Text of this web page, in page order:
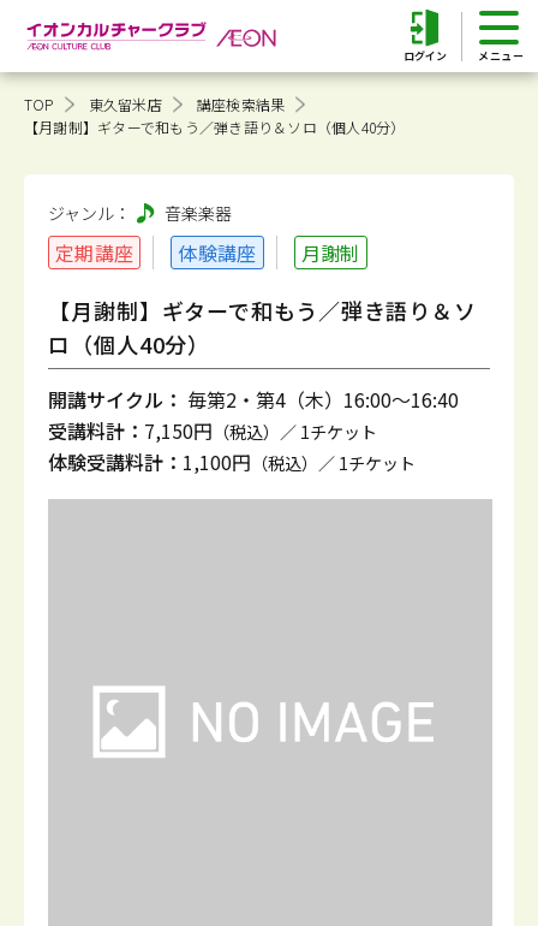
ログイン
TOP 東久留米店
講座検索結果
【月謝制】ギターで和もう／弾き語り＆ソロ（個人40分）
ジャンル： 音楽楽器
定期講座 体験講座 月謝制
【月謝制】ギターで和もう／弾き語り＆ソ
ロ（個人40分）
開講サイクル： 毎第2・第4（木）16:00～16:40
受講料計： 7,150円 （税込）／ 1チケット
体験受講料計： 1,100円 （税込）／ 1チケット